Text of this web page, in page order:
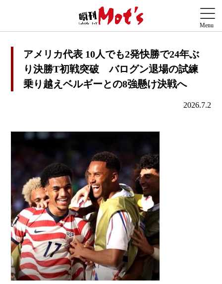
アメリカ代表 10人でも2発快勝で24年ぶ
り決勝T初戦突破 バログン退場の試練
乗り越えベルギーとの8強懸け決戦へ
2026.7.2